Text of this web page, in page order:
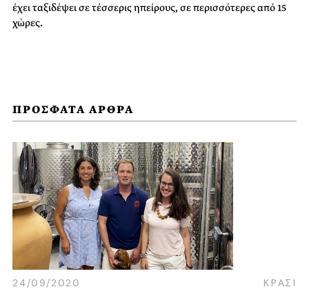
έχει ταξιδέψει σε τέσσερις ηπείρους, σε περισσότερες από 15
χώρες.
ΠΡΟΣΦΑΤΑ ΑΡΘΡΑ
24/09/2020 ΚΡΑΣΙ